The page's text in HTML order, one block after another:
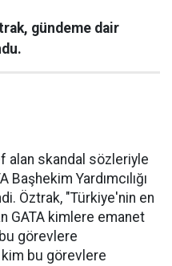
gündeme dair
alan skandal sözleriyle
Yardımcılığı
Öztrak, "Türkiye'nin en
GATA kimlere emanet
görevlere
bu görevlere